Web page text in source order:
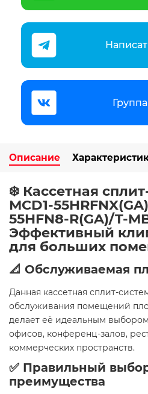
Описание
❄️ Кассетная
MCD1-
55HFN8-R(GA)/T-
Эффективный
для больших
📐 Обслуживаемая
Данная кассетная сплит-
обслуживания помещений
делает её идеальным
офисов, конференц-залов,
коммерческих пространств.
✅ Правильный
преимущества